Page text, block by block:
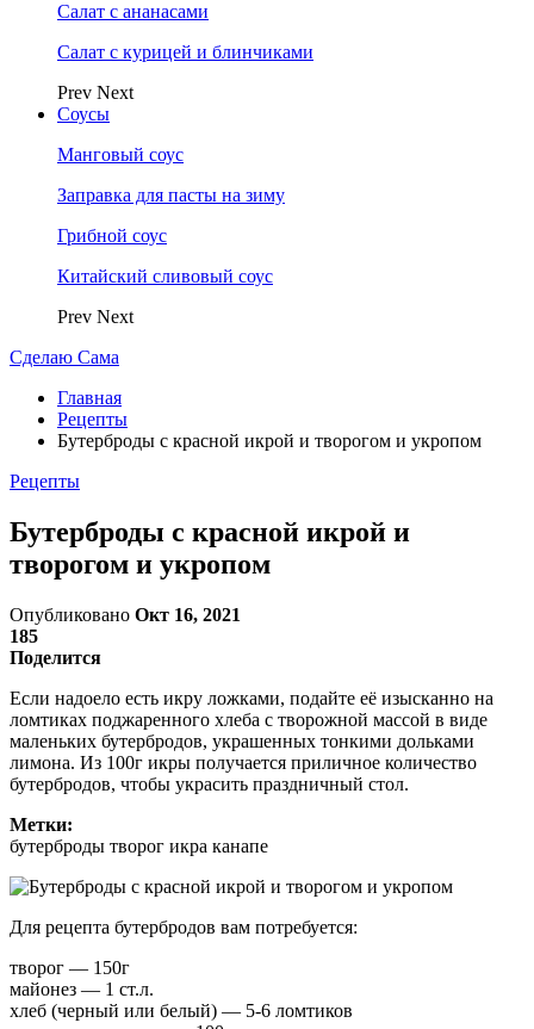
Салат с ананасами
Салат с курицей и блинчиками
Prev Next
Соусы
Манговый соус
Заправка для пасты на зиму
Грибной соус
Китайский сливовый соус
Prev Next
Сделаю Сама
Главная
Рецепты
Бутерброды с красной икрой и творогом и укропом
Рецепты
Бутерброды с красной икрой и
творогом и укропом
Опубликовано Окт 16, 2021
185
Поделится
Если надоело есть икру ложками, подайте её изысканно на
ломтиках поджаренного хлеба с творожной массой в виде
маленьких бутербродов, украшенных тонкими дольками
лимона. Из 100г икры получается приличное количество
бутербродов, чтобы украсить праздничный стол.
Метки:
бутерброды творог икра канапе
Для рецепта бутербродов вам потребуется:
творог — 150г
майонез — 1 ст.л.
хлеб (черный или белый) — 5-6 ломтиков